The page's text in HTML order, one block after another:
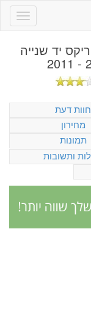
יד שנייה
חוות דעת
מחירון
תמונות
ותשובות